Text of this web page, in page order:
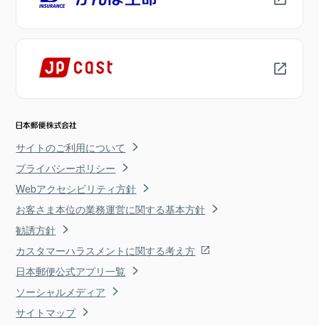
サイトのご利用について
プライバシーポリシー
Webアクセシビリティ方針
お客さま本位の業務運営に関する基本方針
勧誘方針
カスタマーハラスメントに関する考え方
日本郵便公式アプリ一覧
ソーシャルメディア
サイトマップ